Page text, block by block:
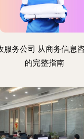
服务公司 从商务信息
的完整指南